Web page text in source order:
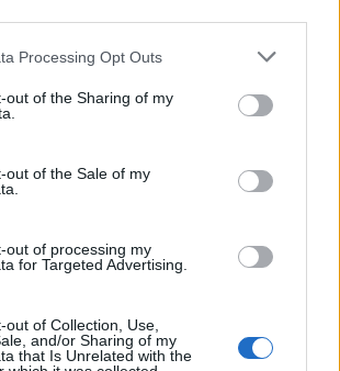
Processing Opt Outs
out of the Sharing of my
out of the Sale of my
out of processing my
for Targeted Advertising.
out of Collection, Use,
and/or Sharing of my
that Is Unrelated with the
irreversibili.
tali rischi,AIFA ha diffuso
operative precise.
attenersi scrupolosamente al
e consultare sempre il
di iniziare qualsiasi
anche se si tratta di un
rispettare rigorosamente gli